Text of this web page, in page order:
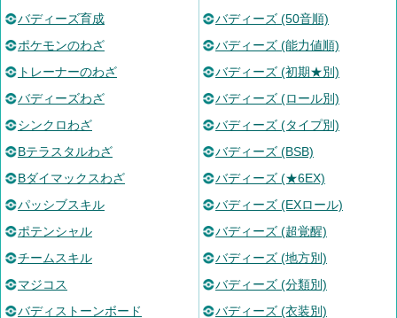
バディーズ育成
ポケモンのわざ
トレーナーのわざ
バディーズわざ
シンクロわざ
Bテラスタルわざ
Bダイマックスわざ
パッシブスキル
ポテンシャル
チームスキル
マジコス
バディストーンボード
バディーズ (50音順)
バディーズ (能力値順)
バディーズ (初期★別)
バディーズ (ロール別)
バディーズ (タイプ別)
バディーズ (BSB)
バディーズ (★6EX)
バディーズ (EXロール)
バディーズ (超覚醒)
バディーズ (地方別)
バディーズ (分類別)
バディーズ (衣装別)